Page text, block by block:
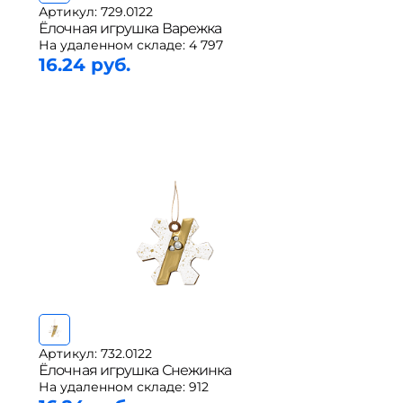
Артикул: 729.0122
Ёлочная игрушка Варежка
На удаленном складе: 4 797
16.24 руб.
Артикул: 732.0122
Ёлочная игрушка Снежинка
На удаленном складе: 912